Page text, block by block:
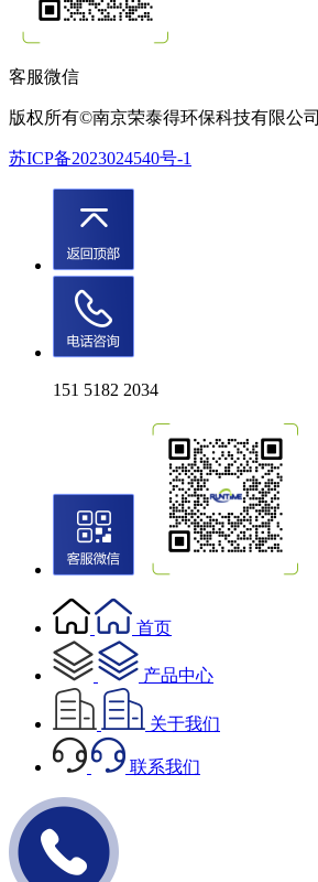
客服微信
版权所有©南京荣泰得环保科技有限公司
苏ICP备2023024540号-1
151 5182 2034
首页
产品中心
关于我们
联系我们